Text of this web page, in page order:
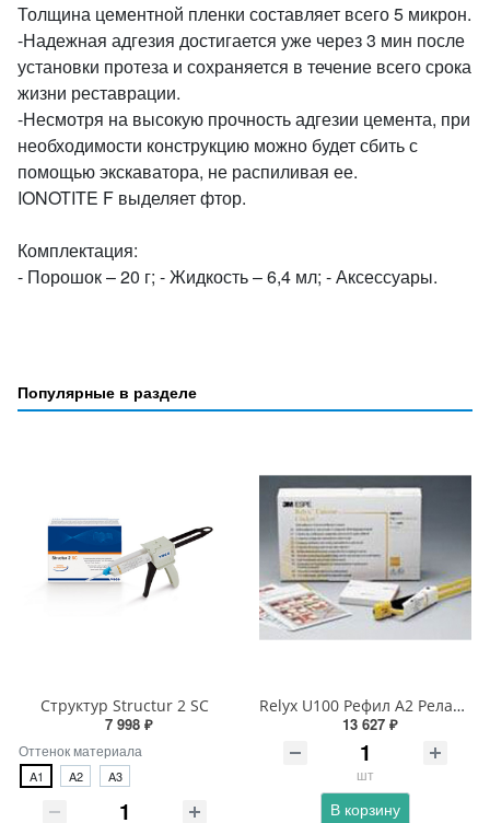
Толщина цементной пленки составляет всего 5 микрон.
-Надежная адгезия достигается уже через 3 мин после
установки протеза и сохраняется в течение всего срока
жизни реставрации.
-Несмотря на высокую прочность адгезии цемента, при
необходимости конструкцию можно будет сбить с
помощью экскаватора, не распиливая ее.
IONOTITE F выделяет фтор.
Комплектация:
- Порошок – 20 г; - Жидкость – 6,4 мл; - Аксессуары.
Популярные в разделе
Структур Structur 2 SC
7 998 ₽
Оттенок материала
A1 A2 A3
Relyx U100 Рефил А2 Релаикс
13 627 ₽
шт
В корзину